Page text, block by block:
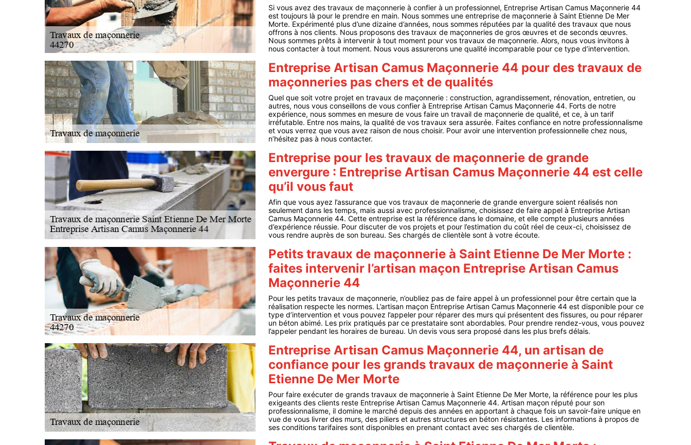
Si vous avez des travaux de maçonnerie à confier à un professionnel, Entreprise Artisan Camus Maçonnerie 44
est toujours là pour le prendre en main. Nous sommes une entreprise de maçonnerie à Saint Etienne De Mer
Morte. Expérimenté plus d’une dizaine d’années, nous sommes réputées par la qualité des travaux que nous
offrons à nos clients. Nous proposons des travaux de maçonneries de gros œuvres et de seconds œuvres.
Nous sommes prêts à intervenir à tout moment pour vos travaux de maçonnerie. Alors, nous vous invitons à
nous contacter à tout moment. Nous vous assurerons une qualité incomparable pour ce type d’intervention.
Entreprise Artisan Camus Maçonnerie 44 pour des travaux de
maçonneries pas chers et de qualités
Quel que soit votre projet en travaux de maçonnerie : construction, agrandissement, rénovation, entretien, ou
autres, nous vous conseillons de vous confier à Entreprise Artisan Camus Maçonnerie 44. Forts de notre
expérience, nous sommes en mesure de vous faire un travail de maçonnerie de qualité, et ce, à un tarif
irréfutable. Entre nos mains, la qualité de vos travaux sera assurée. Faites confiance en notre professionnalisme
et vous verrez que vous avez raison de nous choisir. Pour avoir une intervention professionnelle chez nous,
n’hésitez pas à nous contacter.
Entreprise pour les travaux de maçonnerie de grande
envergure : Entreprise Artisan Camus Maçonnerie 44 est celle
qu’il vous faut
Afin que vous ayez l’assurance que vos travaux de maçonnerie de grande envergure soient réalisés non
seulement dans les temps, mais aussi avec professionnalisme, choisissez de faire appel à Entreprise Artisan
Camus Maçonnerie 44. Cette entreprise est la référence dans le domaine, et elle compte plusieurs années
d’expérience réussie. Pour discuter de vos projets et pour l’estimation du coût réel de ceux-ci, choisissez de
vous rendre auprès de son bureau. Ses chargés de clientèle sont à votre écoute.
Petits travaux de maçonnerie à Saint Etienne De Mer Morte :
faites intervenir l’artisan maçon Entreprise Artisan Camus
Maçonnerie 44
Pour les petits travaux de maçonnerie, n’oubliez pas de faire appel à un professionnel pour être certain que la
réalisation respecte les normes. L’artisan maçon Entreprise Artisan Camus Maçonnerie 44 est disponible pour ce
type d’intervention et vous pouvez l’appeler pour réparer des murs qui présentent des fissures, ou pour réparer
un béton abimé. Les prix pratiqués par ce prestataire sont abordables. Pour prendre rendez-vous, vous pouvez
l’appeler pendant les horaires de bureau. Un devis vous sera proposé dans les plus brefs délais.
Entreprise Artisan Camus Maçonnerie 44, un artisan de
confiance pour les grands travaux de maçonnerie à Saint
Etienne De Mer Morte
Pour faire exécuter de grands travaux de maçonnerie à Saint Etienne De Mer Morte, la référence pour les plus
exigeants des clients reste Entreprise Artisan Camus Maçonnerie 44. Artisan maçon réputé pour son
professionnalisme, il domine le marché depuis des années en apportant à chaque fois un savoir-faire unique en
vue de vous livrer des murs, des piliers et autres structures en béton résistantes. Les informations à propos de
ses conditions tarifaires sont disponibles en prenant contact avec ses chargés de clientèle.